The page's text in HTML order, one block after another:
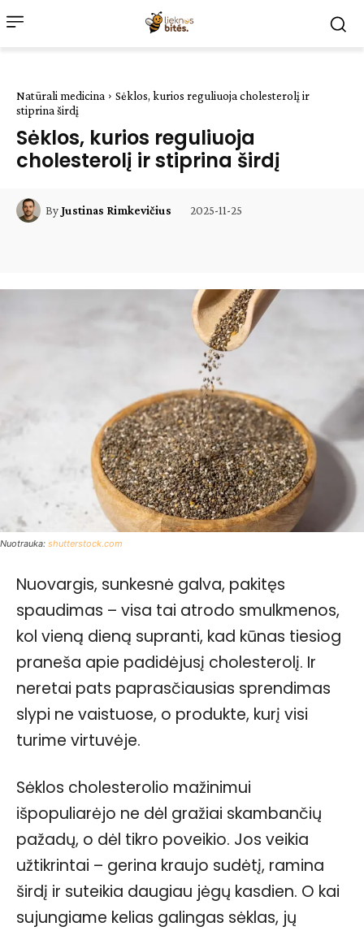
Natūrali medicina
Sėklos, kurios reguliuoja cholesterolį ir
stiprina širdį
Sėklos, kurios reguliuoja
cholesterolį ir stiprina širdį
ByJustinas Rimkevičius 2025-11-25
Nuotrauka: shutterstock.com
Nuovargis, sunkesnė galva, pakitęs
spaudimas – visa tai atrodo smulkmenos,
kol vieną dieną supranti, kad kūnas tiesiog
praneša apie padidėjusį cholesterolį. Ir
neretai pats paprasčiausias sprendimas
slypi ne vaistuose, o produkte, kurį visi
turime virtuvėje.
Sėklos cholesterolio mažinimui
išpopuliarėjo ne dėl gražiai skambančių
pažadų, o dėl tikro poveikio. Jos veikia
užtikrintai – gerina kraujo sudėtį, ramina
širdį ir suteikia daugiau jėgų kasdien. O kai
sujungiame kelias galingas sėklas, jų